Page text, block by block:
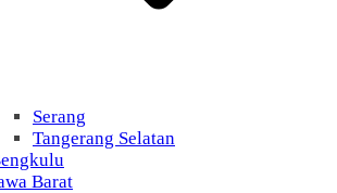
Serang
Tangerang Selatan
Barat